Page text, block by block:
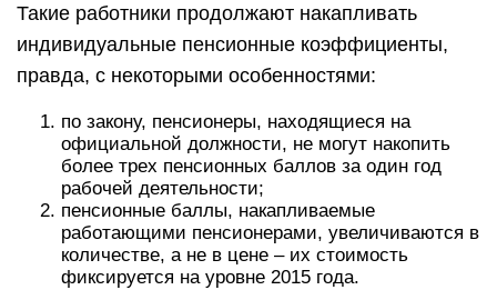
Такие работники продолжают накапливать
индивидуальные пенсионные коэффициенты,
правда, с некоторыми особенностями:
по закону, пенсионеры, находящиеся на
официальной должности, не могут накопить
более трех пенсионных баллов за один год
рабочей деятельности;
пенсионные баллы, накапливаемые
работающими пенсионерами, увеличиваются в
количестве, а не в цене – их стоимость
фиксируется на уровне 2015 года.